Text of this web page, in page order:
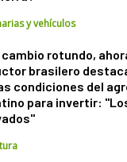
y vehículos
cambio rotundo,
brasilero
condiciones del
para invertir: